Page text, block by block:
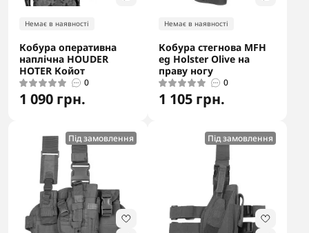
Немає в наявності
Кобура оперативна
наплічна HOUDER
HOTER Койот
0
1 090 грн.
Немає в наявності
Кобура стегнова MFH
eg Holster Olive на
праву ногу
0
1 105 грн.
Під замовлення Під замовлення